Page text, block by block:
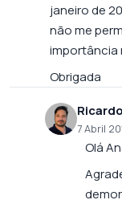
janeiro de
não me
importância
Obrigada
7 Abril
Olá